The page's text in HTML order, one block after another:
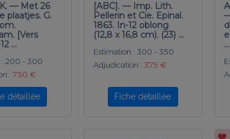
— Met 26
plaatjes. G.
[Vers
…
200 - 300
: 750 €
détaillée
[ABC]. — Imp. Lith.
Pellerin et Cie. Epinal.
1863. In-12 oblong
(12,8 x 16,8 cm). (23) …
Estimation : 300 - 350
Adjudication : 375 €
Fiche détaillée
…